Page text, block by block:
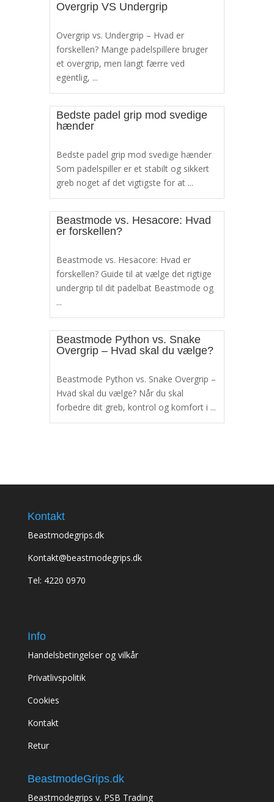
Overgrip VS Undergrip
Overgrip vs. Undergrip – Hvad er
forskellen? Mange padelspillere bruger
et overgrip, men langt færre ved
egentlig, ...
Bedste padel grip mod svedige
hænder
Bedste padel grip mod svedige hænder
Som padelspiller er et stabilt og sikkert
greb noget af det vigtigste for at ...
Beastmode vs. Hesacore: Hvad
er forskellen?
Beastmode vs. Hesacore: Hvad er
forskellen? Guide til at vælge det rigtige
undergrip til dit padelbat Beastmode og
...
Beastmode Python vs. Snake
Overgrip – Hvad skal du vælge?
Beastmode Python vs. Snake Overgrip –
Hvad skal du vælge? Når du skal
forbedre dit greb, kontrol og komfort i ...
Kontakt
Beastmodegrips.dk
Kontakt@beastmodegrips.dk
Tel: 4220 0970
Info
Handelsbetingelser og vilkår
Privatlivspolitik
Cookies
Kontakt
Retur
BeastmodeGrips.dk
Beastmodegrips v. PSB Trading